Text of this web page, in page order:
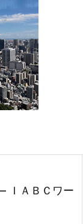
ＩＡＢＣワー